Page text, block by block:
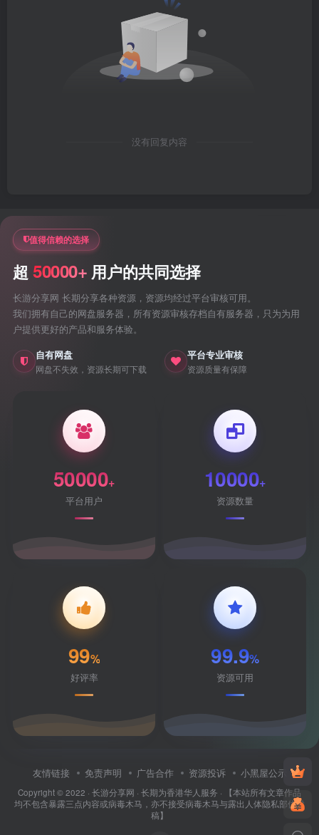
没有回复内容
值得信赖的选择
超 50000+ 用户的共同选择
长游分享网 长期分享各种资源，资源均经过平台审核可用。
我们拥有自己的网盘服务器，所有资源审核存档自有服务器，只为为用
户提供更好的产品和服务体验。
自有网盘
网盘不失效，资源长期可下载
平台专业审核
资源质量有保障
50000+
平台用户
10000+
资源数量
99%
好评率
99.9%
资源可用
友情链接 免责声明 广告合作 资源投诉 小黑屋公示
Copyright © 2022 · 长游分享网 · 长期为香港华人服务 · 【本站所有文章作品
均不包含暴露三点内容或病毒木马，亦不接受病毒木马与露出人体隐私部位投
稿】